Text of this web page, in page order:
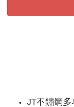
JT不鏽鋼多